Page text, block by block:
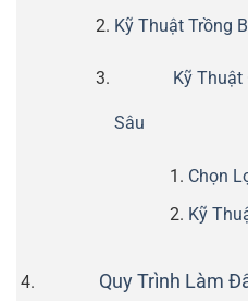
Kỹ Thuật Trồng
Kỹ Thuật
Sâu
Chọn
Kỹ
Quy Trình Làm